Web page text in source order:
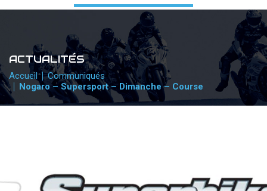
PHOTOS / WEB TV
PARTENAIRES
PRESSE
ACTUALITÉS
Accueil
Communiqués
Nogaro – Supersport – Dimanche – Course